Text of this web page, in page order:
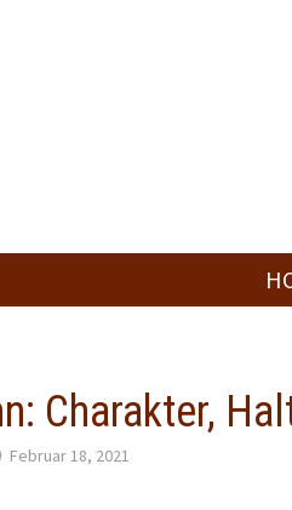
Charakter,
Februar 18, 2021